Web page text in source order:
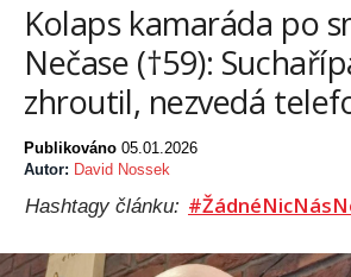
Kolaps kamaráda po
Nečase (†59):
zhroutil, nezvedá
Publikováno 05.01.2026
Autor: David Nossek
Hashtagy článku: